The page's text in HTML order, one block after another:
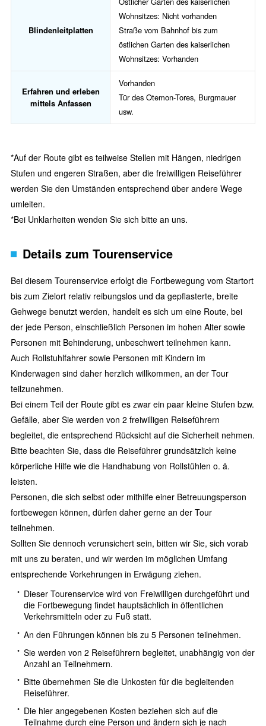
Blindenleitplatten
Wohnsitzes: Nicht vorhanden
Straße vom Bahnhof bis zum
östlichen Garten des kaiserlichen
Wohnsitzes: Vorhanden
Erfahren und erleben
mittels Anfassen
Vorhanden
Tür des Otemon-Tores, Burgmauer
usw.
*Auf der Route gibt es teilweise Stellen mit Hängen, niedrigen
Stufen und engeren Straßen, aber die freiwilligen Reiseführer
werden Sie den Umständen entsprechend über andere Wege
umleiten.
*Bei Unklarheiten wenden Sie sich bitte an uns.
Details zum Tourenservice
Bei diesem Tourenservice erfolgt die Fortbewegung vom Startort
bis zum Zielort relativ reibungslos und da gepflasterte, breite
Gehwege benutzt werden, handelt es sich um eine Route, bei
der jede Person, einschließlich Personen im hohen Alter sowie
Personen mit Behinderung, unbeschwert teilnehmen kann.
Auch Rollstuhlfahrer sowie Personen mit Kindern im
Kinderwagen sind daher herzlich willkommen, an der Tour
teilzunehmen.
Bei einem Teil der Route gibt es zwar ein paar kleine Stufen bzw.
Gefälle, aber Sie werden von 2 freiwilligen Reiseführern
begleitet, die entsprechend Rücksicht auf die Sicherheit nehmen.
Bitte beachten Sie, dass die Reiseführer grundsätzlich keine
körperliche Hilfe wie die Handhabung von Rollstühlen o. ä.
leisten.
Personen, die sich selbst oder mithilfe einer Betreuungsperson
fortbewegen können, dürfen daher gerne an der Tour
teilnehmen.
Sollten Sie dennoch verunsichert sein, bitten wir Sie, sich vorab
mit uns zu beraten, und wir werden im möglichen Umfang
entsprechende Vorkehrungen in Erwägung ziehen.
Dieser Tourenservice wird von Freiwilligen durchgeführt und
die Fortbewegung findet hauptsächlich in öffentlichen
Verkehrsmitteln oder zu Fuß statt.
An den Führungen können bis zu 5 Personen teilnehmen.
Sie werden von 2 Reiseführern begleitet, unabhängig von der
Anzahl an Teilnehmern.
Bitte übernehmen Sie die Unkosten für die begleitenden
Reiseführer.
Die hier angegebenen Kosten beziehen sich auf die
Teilnahme durch eine Person und ändern sich je nach